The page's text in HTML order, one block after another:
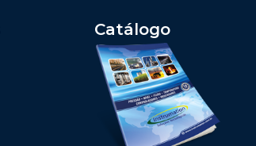
Catálogo